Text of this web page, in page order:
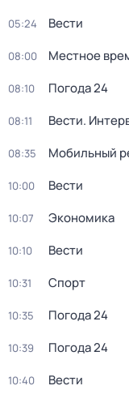
05:24 Вести
08:00 Местное
08:10 Погода 24
08:11 Вести.
08:35 Мобильный
10:00 Вести
10:07 Экономика
10:10 Вести
10:31 Спорт
10:35 Погода 24
10:39 Погода 24
10:40 Вести